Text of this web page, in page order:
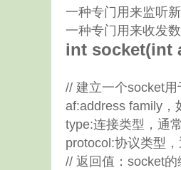
一种专门用来监听
一种专门用来收发
int socket(int
// 建立一个socket用
af:address family，
type:连接类型，通
protocol:协议类型
// 返回值：socket